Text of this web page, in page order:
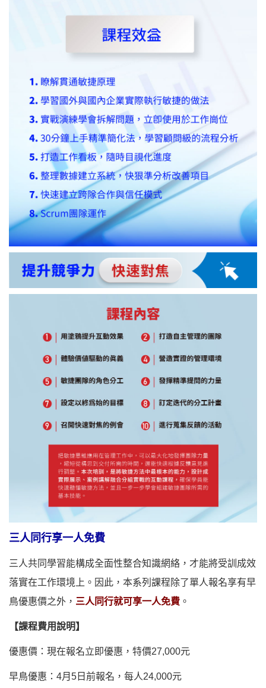
三人同行享一人免費
三人共同學習能構成全面性整合知識網絡，才能將受訓成效
落實在工作環境上。因此，本系列課程除了單人報名享有早
鳥優惠價之外， 三人同行就可享一人免費 。
【課程費用說明】
優惠價：現在報名立即優惠，特價27,000元
早鳥優惠：4月5日前報名，每人24,000元